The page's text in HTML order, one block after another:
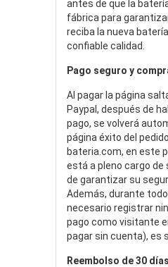
antes de que la
fábrica para
reciba la nueva
confiable calidad.
Pago seguro y
Al pagar la página
Paypal, después de
pago, se volverá
página éxito del
bateria.com, en este
está a pleno cargo de
de garantizar su
Además, durante
necesario registrar
pago como visitante
pagar sin cuenta), es
Reembolso de 30